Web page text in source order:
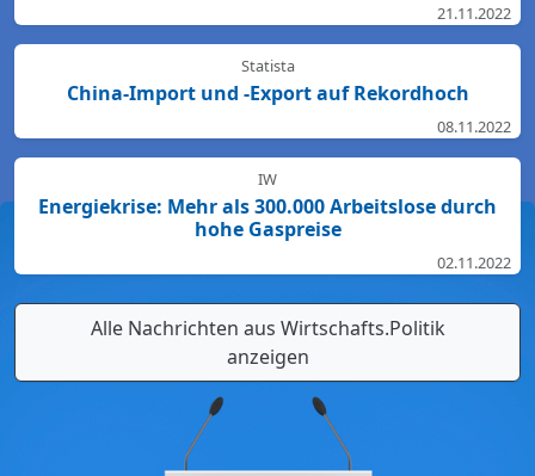
nirgendwo sonst in Deutschland. Für den Start des
Deutschlandtick...
21.11.2022
Statista
China-Import und -Export auf Rekordhoch
08.11.2022
IW
Energiekrise: Mehr als 300.000 Arbeitslose durch
hohe Gaspreise
02.11.2022
Alle Nachrichten aus Wirtschafts.Politik
anzeigen